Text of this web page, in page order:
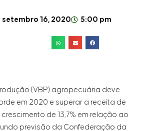
setembro 16, 2020 5:00 pm
(VBP) agropecuária deve
em 2020 e superar a receita de
crescimento de 13,7% em relação ao
previsão da Confederação da